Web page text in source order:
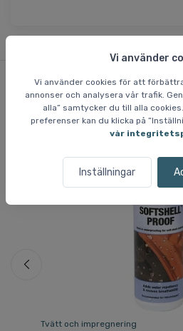
Vi använder
Vi använder cookies för att
annonser och analysera vår trafik.
alla” samtycker du till alla
preferenser kan du klicka på
vår
Inställningar
Liknande
Tvätt och impregnering